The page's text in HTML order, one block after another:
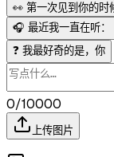
👀 第一次见到你的时
🎧 最近我一直在听：
❓ 我最好奇的是，你
0/10000
上传图片